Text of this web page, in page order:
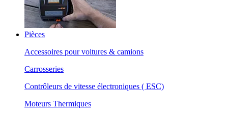
Pièces
Accessoires pour voitures & camions
Carrosseries
Contrôleurs de vitesse électroniques ( ESC)
Moteurs Thermiques